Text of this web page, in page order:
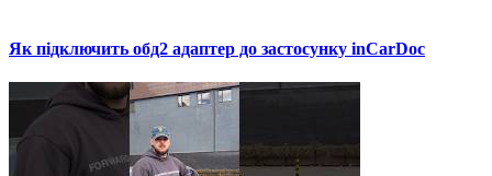
Як підключить обд2 адаптер до застосунку inCarDoc